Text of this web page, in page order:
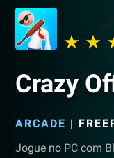
Crazy
ARCADE |
Jogue no PC com